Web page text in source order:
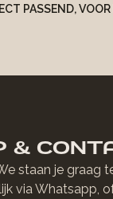
PASSEND, VOOR
&
staan je graag
via Whatsapp,